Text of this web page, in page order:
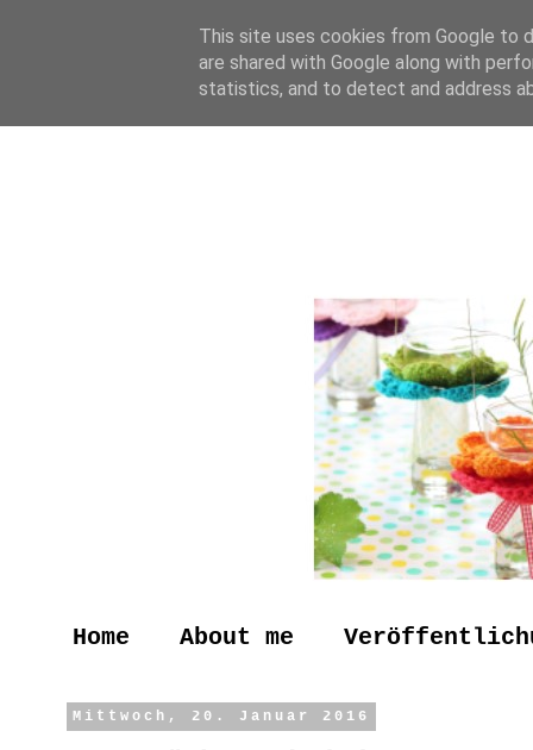
Home About me
Mittwoch, 20. Januar 2016
This site uses cookies from Google to
are shared with Google along with
statistics, and to detect and address